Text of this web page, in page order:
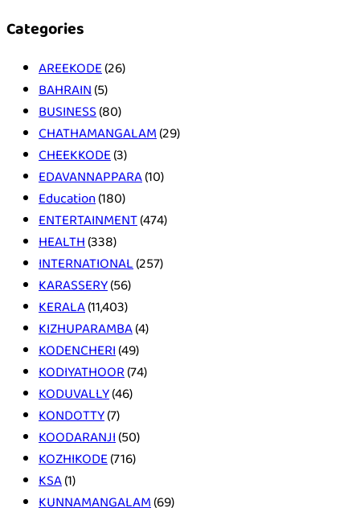
Categories
AREEKODE (26)
BAHRAIN (5)
BUSINESS (80)
CHATHAMANGALAM (29)
CHEEKKODE (3)
EDAVANNAPPARA(10)
Education(180)
ENTERTAINMENT(474)
HEALTH (338)
INTERNATIONAL (257)
KARASSERY(56)
KERALA(11,403)
KIZHUPARAMBA(4)
KODENCHERI (49)
KODIYATHOOR(74)
KODUVALLY(46)
KONDOTTY(7)
KOODARANJI (50)
KOZHIKODE (716)
KSA(1)
KUNNAMANGALAM (69)